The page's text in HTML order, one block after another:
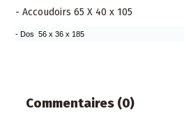
- Accoudoirs 65 X 40 x 105
- Dos 56 x 36 x 185
Commentaires (0)